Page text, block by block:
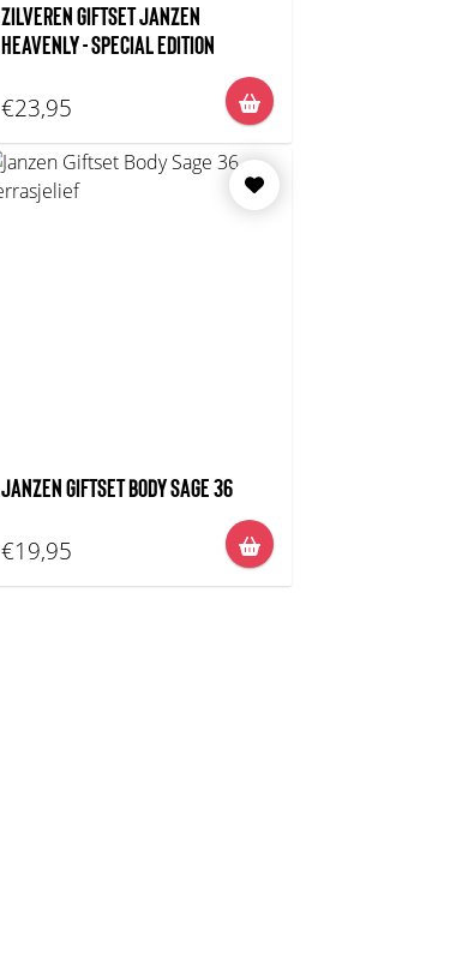
ZILVEREN GIFTSET JANZEN
HEAVENLY - SPECIAL EDITION
€23,95
JANZEN GIFTSET BODY SAGE 36
€19,95